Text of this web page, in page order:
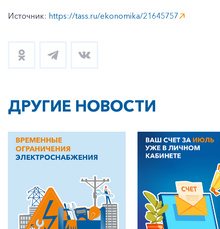
Источник: https://tass.ru/ekonomika/21645757
ДРУГИЕ НОВОСТИ